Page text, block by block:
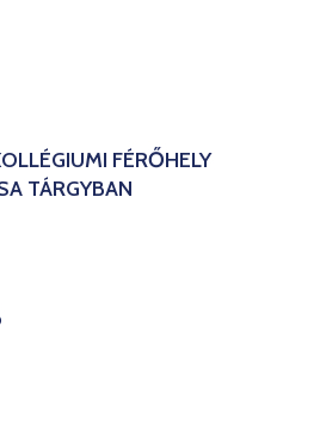
FÉRŐHELY
TÁRGYBAN